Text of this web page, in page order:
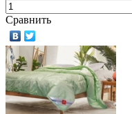
Сравнить